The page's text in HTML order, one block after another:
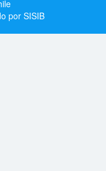
por SISIB